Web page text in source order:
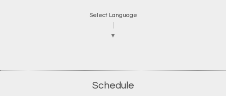
Select Language
▼
Schedule